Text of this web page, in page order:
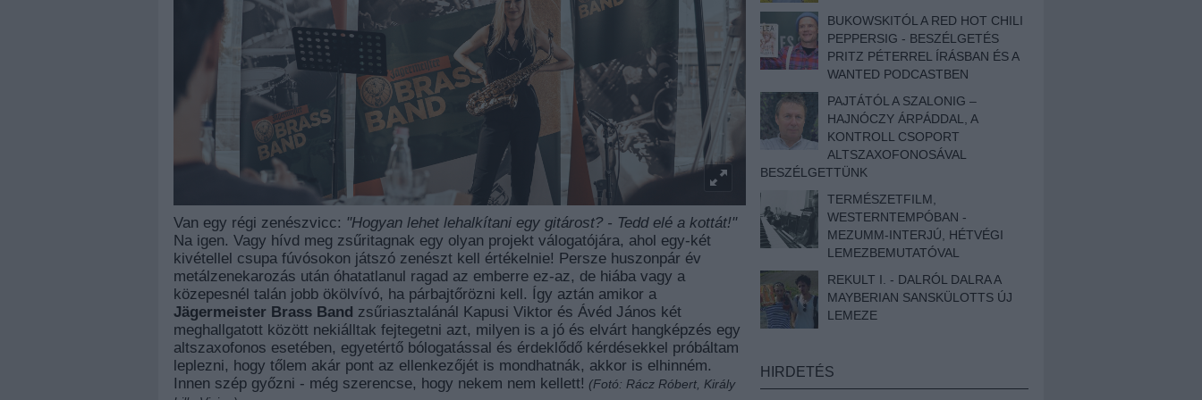
Van egy régi zenészvicc: "Hogyan lehet lehalkítani egy gitárost? - Tedd elé a kottát!"
Na igen. Vagy hívd meg zsűritagnak egy olyan projekt válogatójára, ahol egy-két
kivétellel csupa fúvósokon játszó zenészt kell értékelnie! Persze huszonpár év
metálzenekarozás után óhatatlanul ragad az emberre ez-az, de hiába vagy a
közepesnél talán jobb ökölvívó, ha párbajtőrözni kell. Így aztán amikor a
Jägermeister Brass Band zsűriasztalánál Kapusi Viktor és Ávéd János két
meghallgatott között nekiálltak fejtegetni azt, milyen is a jó és elvárt hangképzés egy
altszaxofonos esetében, egyetértő bólogatással és érdeklődő kérdésekkel próbáltam
leplezni, hogy tőlem akár pont az ellenkezőjét is mondhatnák, akkor is elhinném.
Innen szép győzni - még szerencse, hogy nekem nem kellett! (Fotó: Rácz Róbert, Király
BUKOWSKITÓL A RED HOT CHILI
PEPPERSIG - BESZÉLGETÉS
PRITZ PÉTERREL ÍRÁSBAN ÉS A
WANTED PODCASTBEN
PAJTÁTÓL A SZALONIG –
HAJNÓCZY ÁRPÁDDAL, A
KONTROLL CSOPORT
ALTSZAXOFONOSÁVAL
BESZÉLGETTÜNK
TERMÉSZETFILM,
WESTERNTEMPÓBAN -
MEZUMM-INTERJÚ, HÉTVÉGI
LEMEZBEMUTATÓVAL
REKULT I. - DALRÓL DALRA A
MAYBERIAN SANSKÜLOTTS ÚJ
LEMEZE
HIRDETÉS